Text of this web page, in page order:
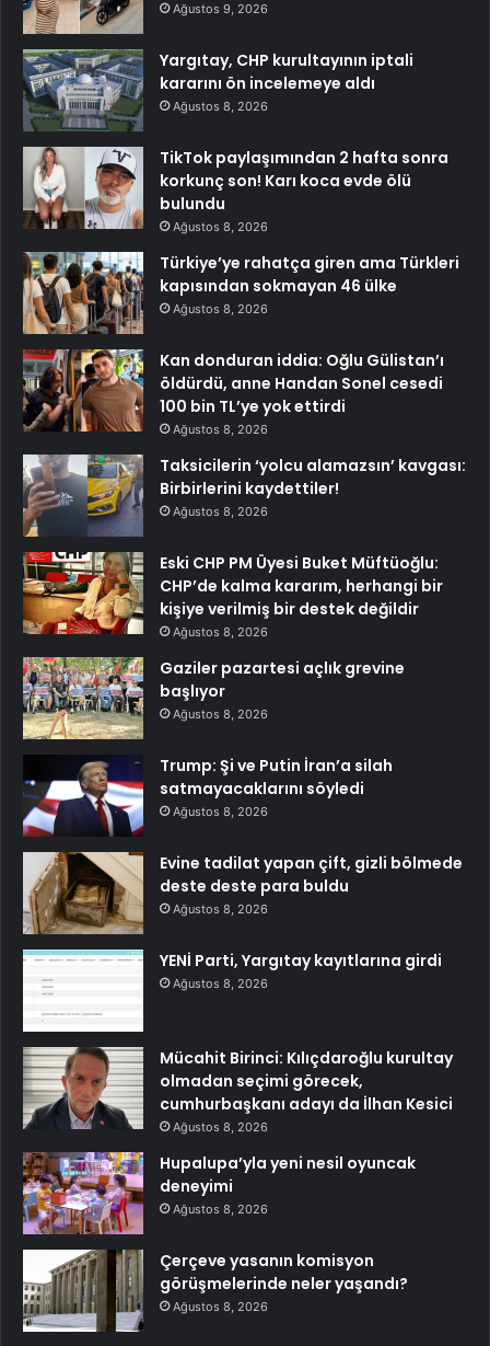
Ağustos 9, 2026
Yargıtay, CHP kurultayının iptali
kararını ön incelemeye aldı
Ağustos 8, 2026
TikTok paylaşımından 2 hafta sonra
korkunç son! Karı koca evde ölü
bulundu
Ağustos 8, 2026
Türkiye’ye rahatça giren ama Türkleri
kapısından sokmayan 46 ülke
Ağustos 8, 2026
Kan donduran iddia: Oğlu Gülistan’ı
öldürdü, anne Handan Sonel cesedi
100 bin TL’ye yok ettirdi
Ağustos 8, 2026
Taksicilerin ‘yolcu alamazsın’ kavgası:
Birbirlerini kaydettiler!
Ağustos 8, 2026
Eski CHP PM Üyesi Buket Müftüoğlu:
CHP’de kalma kararım, herhangi bir
kişiye verilmiş bir destek değildir
Ağustos 8, 2026
Gaziler pazartesi açlık grevine
başlıyor
Ağustos 8, 2026
Trump: Şi ve Putin İran’a silah
satmayacaklarını söyledi
Ağustos 8, 2026
Evine tadilat yapan çift, gizli bölmede
deste deste para buldu
Ağustos 8, 2026
YENİ Parti, Yargıtay kayıtlarına girdi
Ağustos 8, 2026
Mücahit Birinci: Kılıçdaroğlu kurultay
olmadan seçimi görecek,
cumhurbaşkanı adayı da İlhan Kesici
Ağustos 8, 2026
Hupalupa’yla yeni nesil oyuncak
deneyimi
Ağustos 8, 2026
Çerçeve yasanın komisyon
görüşmelerinde neler yaşandı?
Ağustos 8, 2026